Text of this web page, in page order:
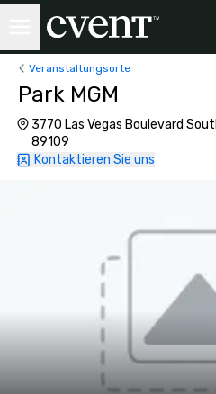
Veranstaltungsorte
Park MGM
3770 Las Vegas Boulevard
89109
Kontaktieren Sie uns